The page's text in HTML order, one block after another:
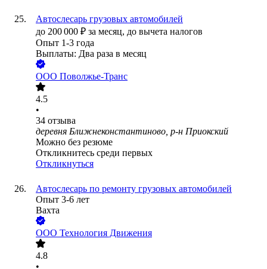
Автослесарь грузовых автомобилей
до 200 000 ₽ за месяц, до вычета налогов
Опыт 1-3 года
Выплаты: Два раза в месяц
ООО Поволжье-Транс
4.5
•
34 отзыва
деревня Ближнеконстантиново, р-н Приокский
Можно без резюме
Откликнитесь среди первых
Откликнуться
Автослесарь по ремонту грузовых автомобилей
Опыт 3-6 лет
Вахта
ООО Технология Движения
4.8
•